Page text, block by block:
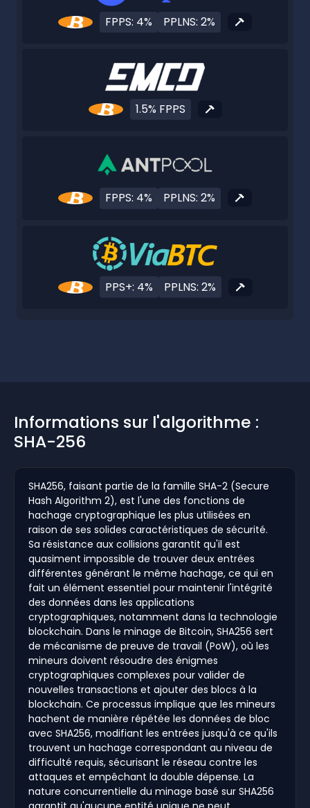
FPPS: 4% PPLNS: 2%
1.5% FPPS
FPPS: 4% PPLNS: 2%
PPS+: 4% PPLNS: 2%
Informations sur l'algorithme :
SHA-256
SHA256, faisant partie de la famille SHA-2 (Secure
Hash Algorithm 2), est l'une des fonctions de
hachage cryptographique les plus utilisées en
raison de ses solides caractéristiques de sécurité.
Sa résistance aux collisions garantit qu'il est
quasiment impossible de trouver deux entrées
différentes générant le même hachage, ce qui en
fait un élément essentiel pour maintenir l'intégrité
des données dans les applications
cryptographiques, notamment dans la technologie
blockchain. Dans le minage de Bitcoin, SHA256 sert
de mécanisme de preuve de travail (PoW), où les
mineurs doivent résoudre des énigmes
cryptographiques complexes pour valider de
nouvelles transactions et ajouter des blocs à la
blockchain. Ce processus implique que les mineurs
hachent de manière répétée les données de bloc
avec SHA256, modifiant les entrées jusqu'à ce qu'ils
trouvent un hachage correspondant au niveau de
difficulté requis, sécurisant le réseau contre les
attaques et empêchant la double dépense. La
nature concurrentielle du minage basé sur SHA256